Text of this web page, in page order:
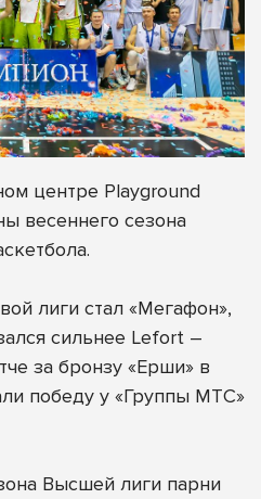
центре Playground
весеннего сезона
лиги стал «Мегафон»,
сильнее Lefort –
за бронзу «Ерши» в
победу у «Группы МТС»
Высшей лиги парни